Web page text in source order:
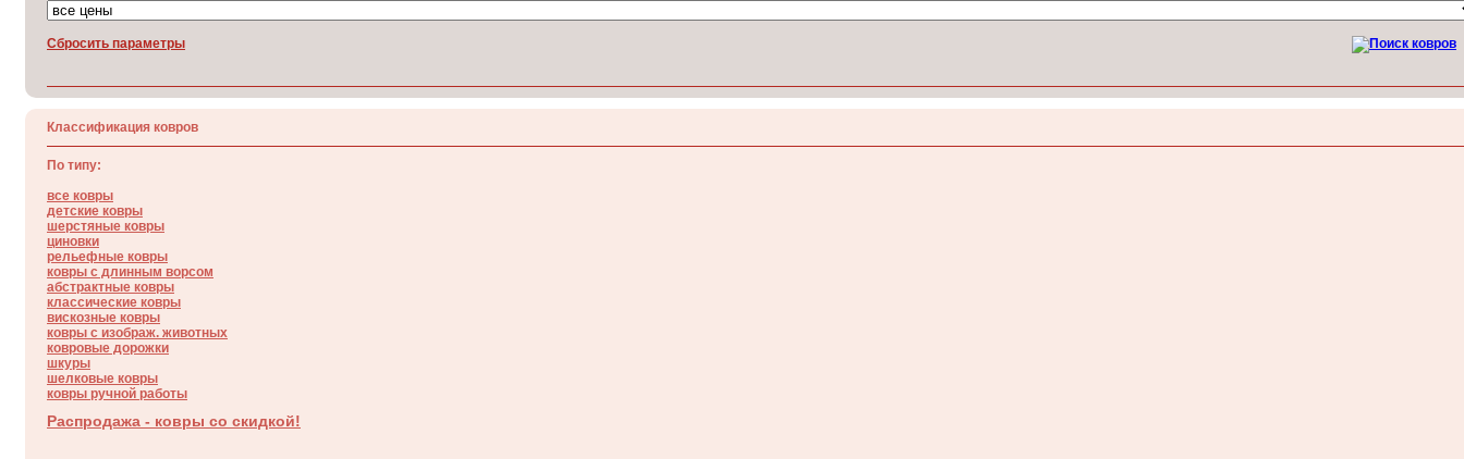
Cбросить параметры
Классификация ковров
По типу:
все ковры
детские ковры
шерстяные ковры
циновки
рельефные ковры
ковры с длинным ворсом
абстрактные ковры
классические ковры
вискозные ковры
ковры с изображ. животных
ковровые дорожки
шкуры
шелковые ковры
ковры ручной работы
Распродажа - ковры со скидкой!